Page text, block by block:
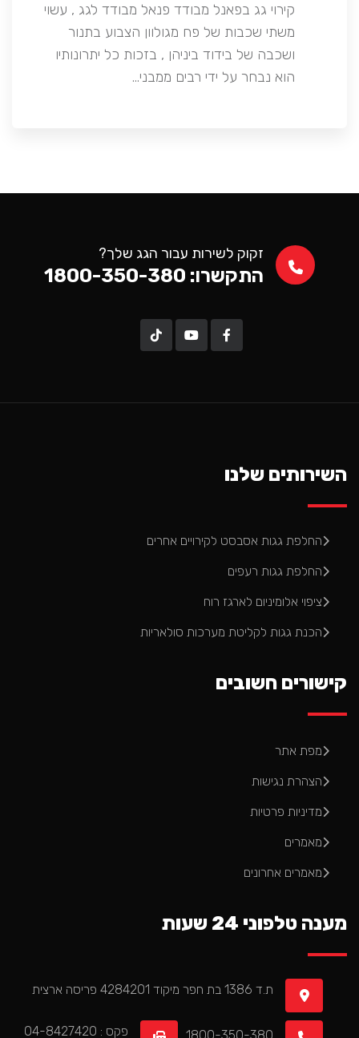
קירוי גג בפאנל מבודד פנאל מבודד לגג , עשוי
משתי שכבות של פח מגולוון הצבוע בתנור
ושכבה של בידוד ביניהן , בזכות כל יתרונותיו
הוא נבחר על ידי רבים ממבני…
זקוק לשירות עבור הגג שלך?
התקשרו: 1800-350-380
השירותים שלנו
החלפת גגות אסבסט לקירויים אחרים
החלפת גגות רעפים
ציפוי אלומיניום לארגז רוח
הכנת גגות לקליטת מערכות סולאריות
קישורים חשובים
מפת אתר
הצהרת נגישות
מדיניות פרטיות
מאמרים
מאמרים אחרונים
מענה טלפוני 24 שעות
ת.ד 1386 בת חפר מיקוד 4284201 פריסה ארצית
פקס : 04-8427420